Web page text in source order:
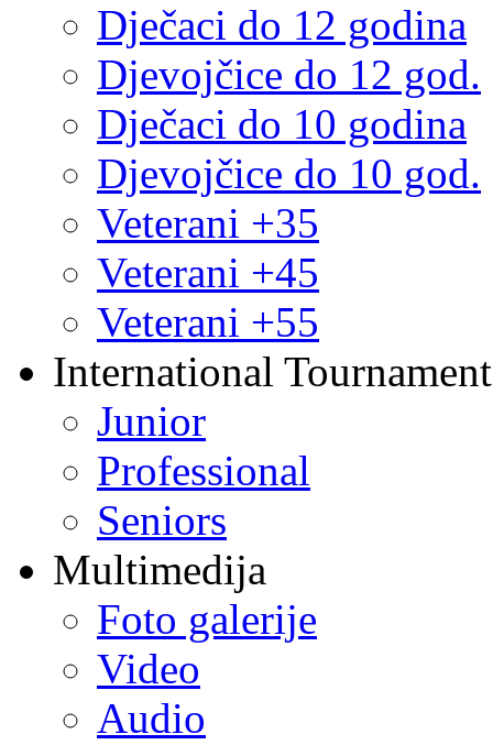
Dječaci do 12 godina
Djevojčice do 12 god.
Dječaci do 10 godina
Djevojčice do 10 god.
Veterani +35
Veterani +45
Veterani +55
International
Junior
Professional
Seniors
Multimedija
Foto galerije
Video
Audio